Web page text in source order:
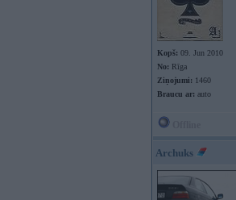
Kopš: 09. Jun 2010
No: Rīga
Ziņojumi: 1460
Braucu ar: auto
Archuks